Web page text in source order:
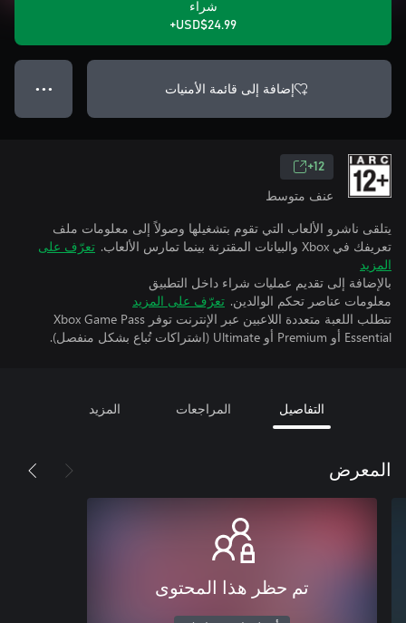
شراء
USD$24.99+
إضافة إلى قائمة الأمنيات ● ● ●
12+
عنف متوسط
يتلقى ناشرو الألعاب التي تقوم بتشغيلها وصولاً إلى معلومات ملف
تعريفك في Xbox والبيانات المقترنة بينما تمارس الألعاب.
تعرّف على
المزيد
بالإضافة إلى تقديم عمليات شراء داخل التطبيق
معلومات عناصر تحكم الوالدين. تعرّف على المزيد
تتطلب اللعبة متعددة اللاعبين عبر الإنترنت توفر Xbox Game Pass
Essential أو Premium أو Ultimate (اشتراكات تُباع بشكل منفصل).
التفاصيل المراجعات المزيد
المعرض
تم حظر هذا المحتوى